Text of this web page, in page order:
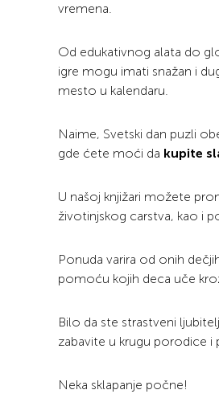
vremena.
Od edukativnog alata do
igre mogu imati snažan i
mesto u kalendaru.
Naime, Svetski dan puzli
gde ćete moći da kupite
U našoj knjižari možete
životinjskog carstva, kao i
Ponuda varira od onih
pomoću kojih deca uče
Bilo da ste strastveni
zabavite u krugu porodice i
Neka sklapanje počne!